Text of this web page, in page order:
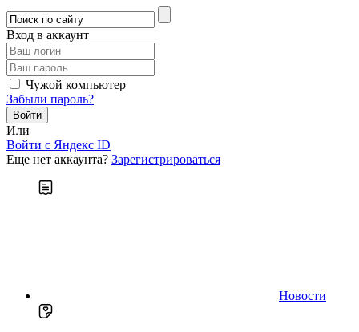
Вход в аккаунт
Чужой компьютер
Забыли пароль?
Или
Войти c Яндекс ID
Еще нет аккаунта? Зарегистрироваться
Новости